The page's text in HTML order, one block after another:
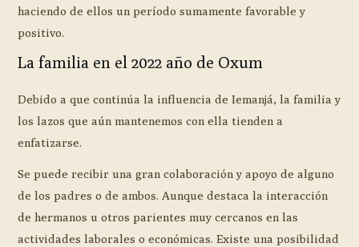
haciendo de ellos un período sumamente favorable y
positivo.
La familia en el 2022 año de Oxum
Debido a que continúa la influencia de Iemanjá, la familia y
los lazos que aún mantenemos con ella tienden a
enfatizarse.
Se puede recibir una gran colaboración y apoyo de alguno
de los padres o de ambos. Aunque destaca la interacción
de hermanos u otros parientes muy cercanos en las
actividades laborales o económicas. Existe una posibilidad